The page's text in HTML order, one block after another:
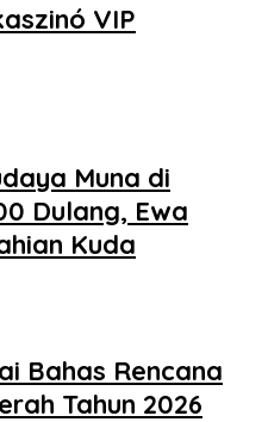
VIP
Muna di
Dulang, Ewa
Kuda
Bahas Rencana
Tahun 2026